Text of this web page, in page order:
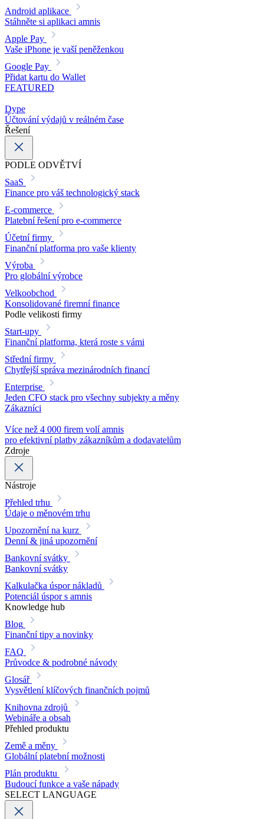
Android aplikace
Stáhněte si aplikaci amnis
Apple Pay
Vaše iPhone je vaší peněženkou
Google Pay
Přidat kartu do Wallet
FEATURED
Dype
Účtování výdajů v reálném čase
Řešení
PODLE ODVĚTVÍ
SaaS
Finance pro váš technologický stack
E-commerce
Platební řešení pro e-commerce
Účetní firmy
Finanční platforma pro vaše klienty
Výroba
Pro globální výrobce
Velkoobchod
Konsolidované firemní finance
Podle velikosti firmy
Start-upy
Finanční platforma, která roste s vámi
Střední firmy
Chytřejší správa mezinárodních financí
Enterprise
Jeden CFO stack pro všechny subjekty a měny
Zákazníci
Více než 4 000 firem volí amnis
pro efektivní platby zákazníkům a dodavatelům
Zdroje
Nástroje
Přehled trhu
Údaje o měnovém trhu
Upozornění na kurz
Denní & jiná upozornění
Bankovní svátky
Bankovní svátky
Kalkulačka úspor nákladů
Potenciál úspor s amnis
Knowledge hub
Blog
Finanční tipy a novinky
FAQ
Průvodce & podrobné návody
Glosář
Vysvětlení klíčových finančních pojmů
Knihovna zdrojů
Webináře a obsah
Přehled produktu
Země a měny
Globální platební možnosti
Plán produktu
Budoucí funkce a vaše nápady
SELECT LANGUAGE